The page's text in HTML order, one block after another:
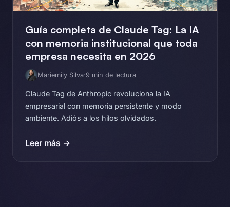
Guía completa de Claude Tag: La IA
con memoria institucional que toda
empresa necesita en 2026
Mariemily Silva·9 min de lectura
Claude Tag de Anthropic revoluciona la IA
empresarial con memoria persistente y modo
ambiente. Adiós a los hilos olvidados.
Leer más →